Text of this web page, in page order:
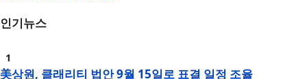
인기뉴스
美상원, 클래리티 법안 9월 15일로 표결 일정 조율